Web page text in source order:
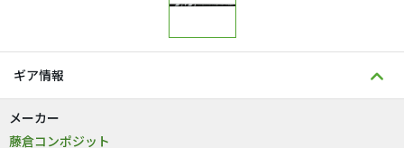
ギア情報
メーカー
藤倉コンポジット